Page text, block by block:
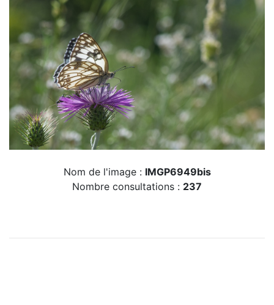
Nom de l'image : IMGP6949bis
Nombre consultations : 237